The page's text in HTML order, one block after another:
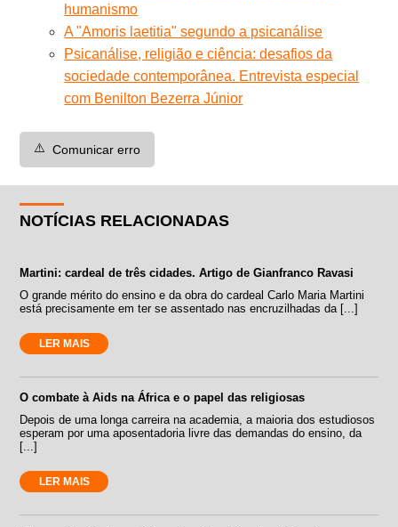
humanismo
A "Amoris laetitia" segundo a psicanálise
Psicanálise, religião e ciência: desafios da
sociedade contemporânea. Entrevista especial
com Benilton Bezerra Júnior
⚠️ Comunicar erro
NOTÍCIAS RELACIONADAS
Martini: cardeal de três cidades. Artigo de Gianfranco Ravasi
O grande mérito do ensino e da obra do cardeal Carlo Maria Martini
está precisamente em ter se assentado nas encruzilhadas da [...]
LER MAIS
O combate à Aids na África e o papel das religiosas
Depois de uma longa carreira na academia, a maioria dos estudiosos
esperam por uma aposentadoria livre das demandas do ensino, da
[...]
LER MAIS